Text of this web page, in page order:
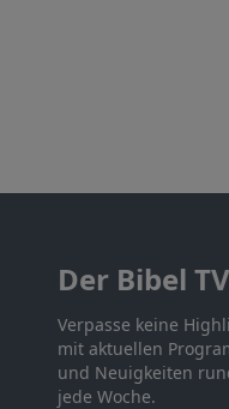
Der Bibel
Verpasse keine
mit aktuellen
und Neuigkeiten
jede Woche.